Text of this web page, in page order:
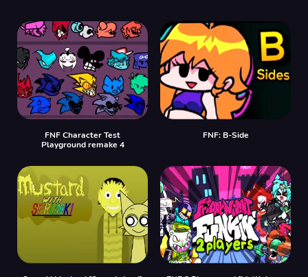
FNF Character Test
Playground remake 4
FNF: B-Side